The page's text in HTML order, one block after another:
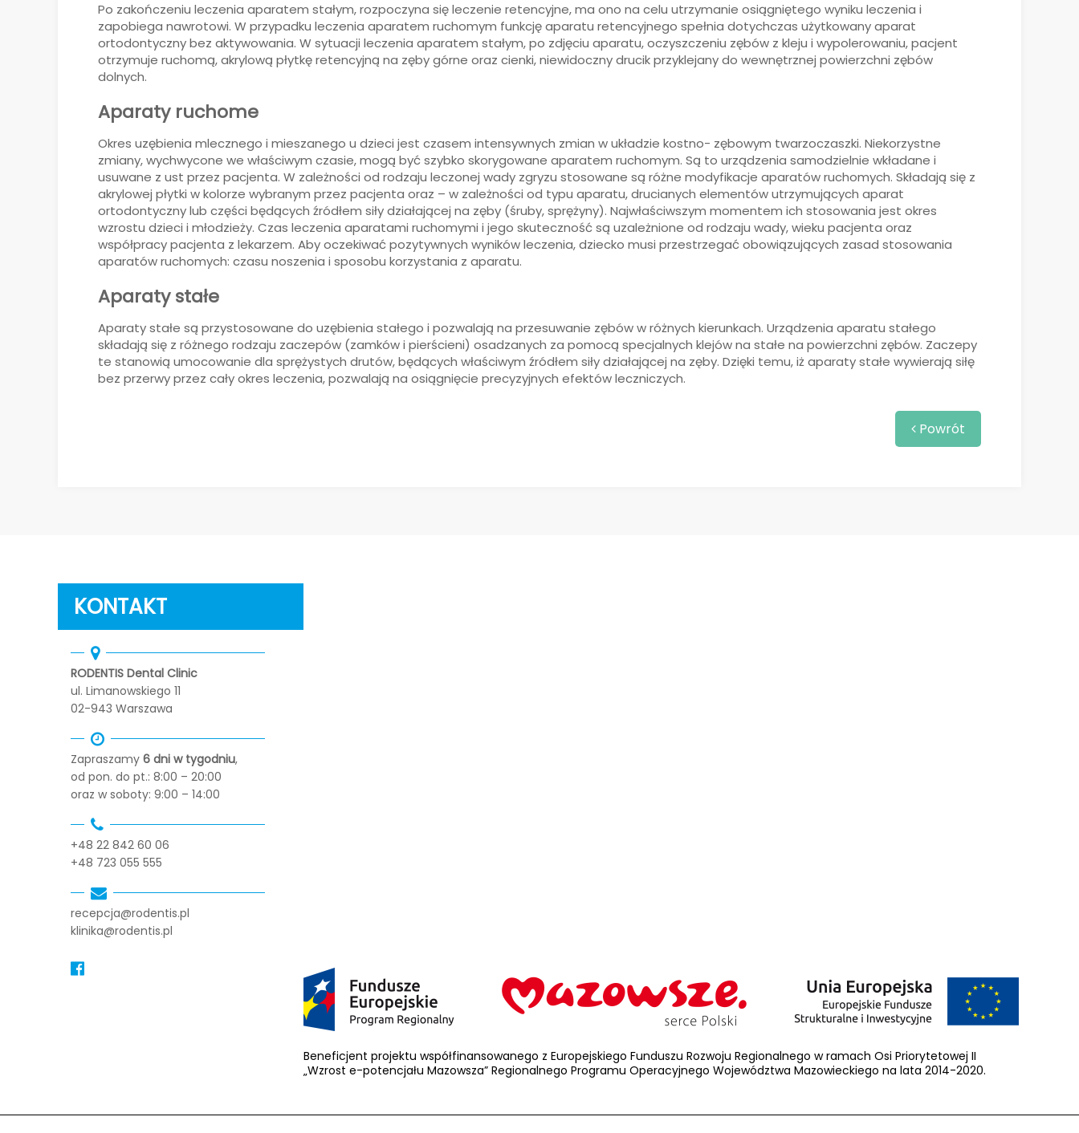
Po zakończeniu leczenia aparatem stałym, rozpoczyna się leczenie retencyjne, ma ono na celu utrzymanie osiągniętego wyniku leczenia i
zapobiega nawrotowi. W przypadku leczenia aparatem ruchomym funkcję aparatu retencyjnego spełnia dotychczas użytkowany aparat
ortodontyczny bez aktywowania. W sytuacji leczenia aparatem stałym, po zdjęciu aparatu, oczyszczeniu zębów z kleju i wypolerowaniu, pacjent
otrzymuje ruchomą, akrylową płytkę retencyjną na zęby górne oraz cienki, niewidoczny drucik przyklejany do wewnętrznej powierzchni zębów
dolnych.
Aparaty ruchome
Okres uzębienia mlecznego i mieszanego u dzieci jest czasem intensywnych zmian w układzie kostno- zębowym twarzoczaszki. Niekorzystne
zmiany, wychwycone we właściwym czasie, mogą być szybko skorygowane aparatem ruchomym. Są to urządzenia samodzielnie wkładane i
usuwane z ust przez pacjenta. W zależności od rodzaju leczonej wady zgryzu stosowane są różne modyfikacje aparatów ruchomych. Składają się z
akrylowej płytki w kolorze wybranym przez pacjenta oraz – w zależności od typu aparatu, drucianych elementów utrzymujących aparat
ortodontyczny lub części będących źródłem siły działającej na zęby (śruby, sprężyny). Najwłaściwszym momentem ich stosowania jest okres
wzrostu dzieci i młodzieży. Czas leczenia aparatami ruchomymi i jego skuteczność są uzależnione od rodzaju wady, wieku pacjenta oraz
współpracy pacjenta z lekarzem. Aby oczekiwać pozytywnych wyników leczenia, dziecko musi przestrzegać obowiązujących zasad stosowania
aparatów ruchomych: czasu noszenia i sposobu korzystania z aparatu.
Aparaty stałe
Aparaty stałe są przystosowane do uzębienia stałego i pozwalają na przesuwanie zębów w różnych kierunkach. Urządzenia aparatu stałego
składają się z różnego rodzaju zaczepów (zamków i pierścieni) osadzanych za pomocą specjalnych klejów na stałe na powierzchni zębów. Zaczepy
te stanowią umocowanie dla sprężystych drutów, będących właściwym źródłem siły działającej na zęby. Dzięki temu, iż aparaty stałe wywierają siłę
bez przerwy przez cały okres leczenia, pozwalają na osiągnięcie precyzyjnych efektów leczniczych.
Powrót
KONTAKT
RODENTIS Dental Clinic
ul. Limanowskiego 11
02-943 Warszawa
Zapraszamy 6 dni w tygodniu,
od pon. do pt.: 8:00 – 20:00
oraz w soboty: 9:00 – 14:00
+48 22 842 60 06
+48 723 055 555
recepcja@rodentis.pl
klinika@rodentis.pl
Beneficjent projektu współfinansowanego z Europejskiego Funduszu Rozwoju Regionalnego w ramach Osi Priorytetowej II
„Wzrost e-potencjału Mazowsza” Regionalnego Programu Operacyjnego Województwa Mazowieckiego na lata 2014-2020.